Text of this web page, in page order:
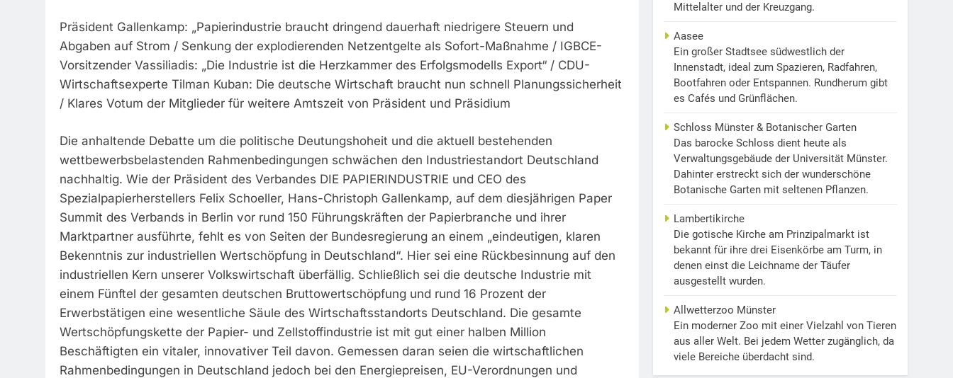
Präsident Gallenkamp: „Papierindustrie braucht dringend dauerhaft niedrigere Steuern und
Abgaben auf Strom / Senkung der explodierenden Netzentgelte als Sofort-Maßnahme / IGBCE-
Vorsitzender Vassiliadis: „Die Industrie ist die Herzkammer des Erfolgsmodells Export“ / CDU-
Wirtschaftsexperte Tilman Kuban: Die deutsche Wirtschaft braucht nun schnell Planungssicherheit
/ Klares Votum der Mitglieder für weitere Amtszeit von Präsident und Präsidium
Die anhaltende Debatte um die politische Deutungshoheit und die aktuell bestehenden
wettbewerbsbelastenden Rahmenbedingungen schwächen den Industriestandort Deutschland
nachhaltig. Wie der Präsident des Verbandes DIE PAPIERINDUSTRIE und CEO des
Spezialpapierherstellers Felix Schoeller, Hans-Christoph Gallenkamp, auf dem diesjährigen Paper
Summit des Verbands in Berlin vor rund 150 Führungskräften der Papierbranche und ihrer
Marktpartner ausführte, fehlt es von Seiten der Bundesregierung an einem „eindeutigen, klaren
Bekenntnis zur industriellen Wertschöpfung in Deutschland“. Hier sei eine Rückbesinnung auf den
industriellen Kern unserer Volkswirtschaft überfällig. Schließlich sei die deutsche Industrie mit
einem Fünftel der gesamten deutschen Bruttowertschöpfung und rund 16 Prozent der
Erwerbstätigen eine wesentliche Säule des Wirtschaftsstandorts Deutschland. Die gesamte
Wertschöpfungskette der Papier- und Zellstoffindustrie ist mit gut einer halben Million
Beschäftigten ein vitaler, innovativer Teil davon. Gemessen daran seien die wirtschaftlichen
Rahmenbedingungen in Deutschland jedoch bei den Energiepreisen, EU-Verordnungen und
Mittelalter und der Kreuzgang.
Aasee
Ein großer Stadtsee südwestlich der
Innenstadt, ideal zum Spazieren, Radfahren,
Bootfahren oder Entspannen. Rundherum gibt
es Cafés und Grünflächen.
Schloss Münster & Botanischer Garten
Das barocke Schloss dient heute als
Verwaltungsgebäude der Universität Münster.
Dahinter erstreckt sich der wunderschöne
Botanische Garten mit seltenen Pflanzen.
Lambertikirche
Die gotische Kirche am Prinzipalmarkt ist
bekannt für ihre drei Eisenkörbe am Turm, in
denen einst die Leichname der Täufer
ausgestellt wurden.
Allwetterzoo Münster
Ein moderner Zoo mit einer Vielzahl von Tieren
aus aller Welt. Bei jedem Wetter zugänglich, da
viele Bereiche überdacht sind.